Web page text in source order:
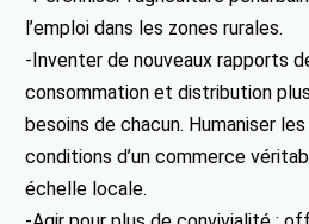
l’emploi dans les zones rurales.
-Inventer de nouveaux rapports
consommation et distribution
besoins de chacun. Humaniser
conditions d’un commerce
échelle locale.